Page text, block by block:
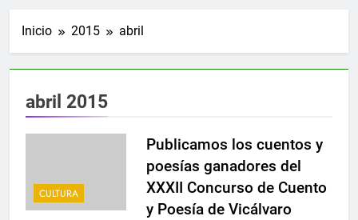
Inicio 2015 abril
abril 2015
CULTURA
Publicamos los cuentos y
poesías ganadores del
XXXII Concurso de Cuento
y Poesía de Vicálvaro